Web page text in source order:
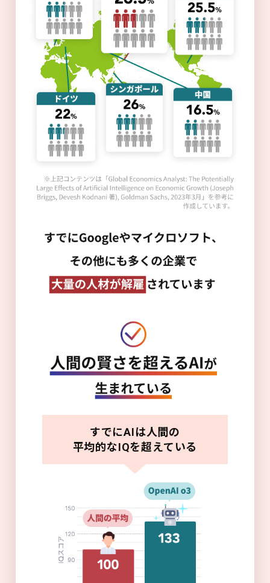
すでにAIは人間の
平均的なIQを超えている